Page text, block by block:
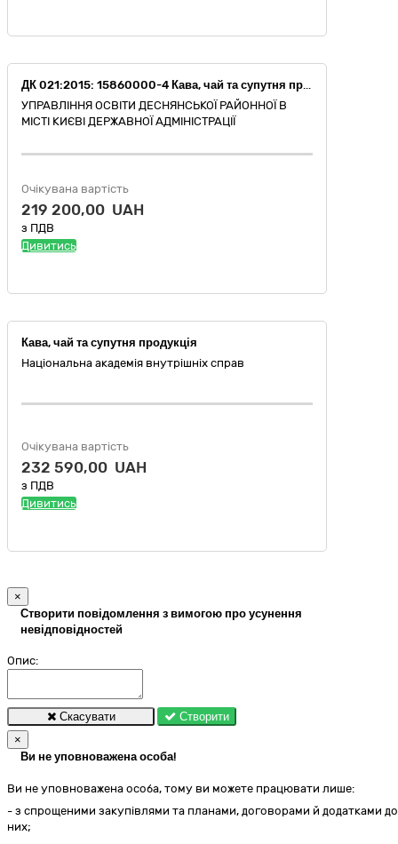
ДК 021:2015: 15860000-4 Кава, чай та супутня продукція (чай трав’яний)
УПРАВЛІННЯ ОСВІТИ ДЕСНЯНСЬКОЇ РАЙОННОЇ В
МІСТІ КИЄВІ ДЕРЖАВНОЇ АДМІНІСТРАЦІЇ
Очікувана вартість
219 200,00 UAH
з ПДВ
Дивитись
Кава, чай та супутня продукція
Національна академія внутрішніх справ
Очікувана вартість
232 590,00 UAH
з ПДВ
Дивитись
×
Створити повідомлення з вимогою про усунення
невідповідностей
Опис:
Скасувати
Створити
×
Ви не уповноважена особа!
Ви не уповноважена особа, тому ви можете працювати лише:
- з спрощеними закупівлями та планами, договорами й додатками до
них;